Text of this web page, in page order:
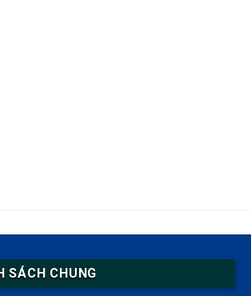
SÁCH CHUNG